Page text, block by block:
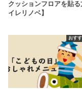
クッションフロアを貼る
イレリノベ】
おす